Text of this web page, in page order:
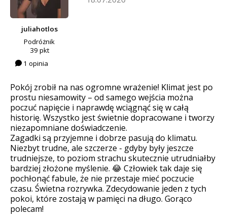
juliahotlos
Podróżnik
39 pkt
1 opinia
Pokój zrobił na nas ogromne wrażenie! Klimat jest po
prostu niesamowity – od samego wejścia można
poczuć napięcie i naprawdę wciągnąć się w całą
historię. Wszystko jest świetnie dopracowane i tworzy
niezapomniane doświadczenie.
Zagadki są przyjemne i dobrze pasują do klimatu.
Niezbyt trudne, ale szczerze - gdyby były jeszcze
trudniejsze, to poziom strachu skutecznie utrudniałby
bardziej złożone myślenie. 😂 Człowiek tak daje się
pochłonąć fabule, że nie przestaje mieć poczucie
czasu. Świetna rozrywka. Zdecydowanie jeden z tych
pokoi, które zostają w pamięci na długo. Gorąco
polecam!